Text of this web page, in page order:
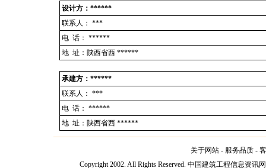
设计方：******
联系人： ***
电 话： ******
地 址：陕西省西 ******
承建方：******
联系人： ***
电 话： ******
地 址：陕西省西 ******
关于网站 - 服务品质 -
Copyright 2002. All Rights Reserved. 中国建筑工程信息资讯